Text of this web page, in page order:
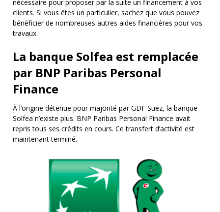
nécessaire pour proposer par la suite un financement à vos
clients. Si vous êtes un particulier, sachez que vous pouvez
bénéficier de nombreuses autres aides financières pour vos
travaux.
La banque Solfea est remplacée
par BNP Paribas Personal
Finance
À l’origine détenue pour majorité par GDF Suez, la banque
Solfea n’existe plus. BNP Paribas Personal Finance avait
repris tous ses crédits en cours. Ce transfert d’activité est
maintenant terminé.